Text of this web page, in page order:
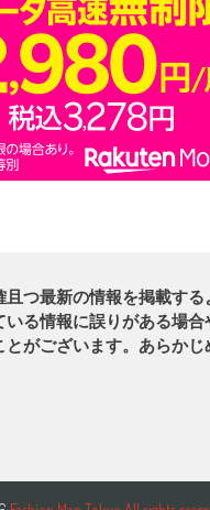
且つ最新の情報を掲載す
いる情報に誤りがある場
がございます。あらかじ